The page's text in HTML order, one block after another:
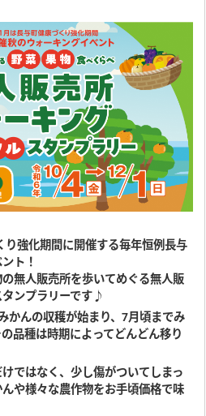
り強化期間に開催する毎年恒例長与
ト！
無人販売所を歩いてめぐる無人販
ンプラリーです♪
かんの収穫が始まり、7月頃までみ
品種は時期によってどんどん移り
ではなく、少し傷がついてしまっ
や様々な農作物をお手頃価格で味